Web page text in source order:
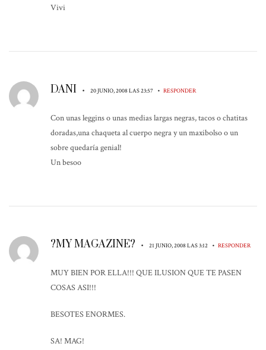
Vivi
DANI • 20 JUNIO, 2008 LAS 23:57 • RESPONDER
Con unas leggins o unas medias largas negras, tacos o chatitas
doradas,una chaqueta al cuerpo negra y un maxibolso o un
sobre quedaría genial!
Un besoo
?MY MAGAZINE? • 21 JUNIO, 2008 LAS 3:12 • RESPONDER
MUY BIEN POR ELLA!!! QUE ILUSION QUE TE PASEN
COSAS ASI!!!
BESOTES ENORMES.
SA! MAG!